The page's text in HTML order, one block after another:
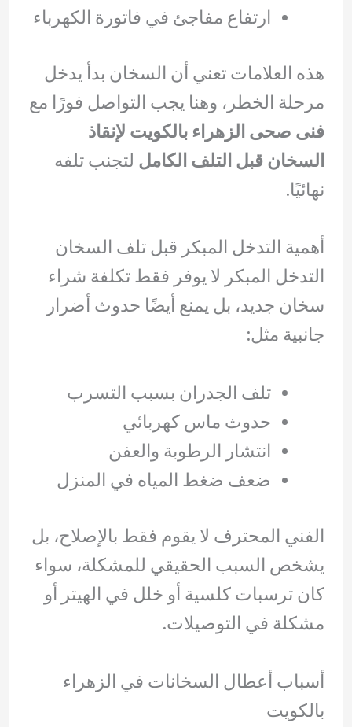
ارتفاع مفاجئ في فاتورة الكهرباء
هذه العلامات تعني أن السخان بدأ يدخل
مرحلة الخطر، وهنا يجب التواصل فورًا مع
فنى صحى الزهراء بالكويت لإنقاذ
السخان قبل التلف الكامل لتجنب تلفه
نهائيًا.
أهمية التدخل المبكر قبل تلف السخان
التدخل المبكر لا يوفر فقط تكلفة شراء
سخان جديد، بل يمنع أيضًا حدوث أضرار
جانبية مثل:
تلف الجدران بسبب التسرب
حدوث ماس كهربائي
انتشار الرطوبة والعفن
ضعف ضغط المياه في المنزل
الفني المحترف لا يقوم فقط بالإصلاح، بل
يشخص السبب الحقيقي للمشكلة، سواء
كان ترسبات كلسية أو خلل في الهيتر أو
مشكلة في التوصيلات.
أسباب أعطال السخانات في الزهراء
بالكويت